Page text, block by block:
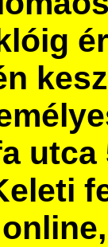
utca